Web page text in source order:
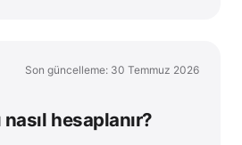
Son güncelleme: 30 Temmuz 2026
hesaplanır?